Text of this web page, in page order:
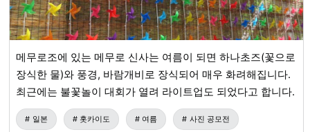
메무로조에 있는 메무로 신사는 여름이 되면 하나초즈(꽃으로
장식한 물)와 풍경, 바람개비로 장식되어 매우 화려해집니다.
최근에는 불꽃놀이 대회가 열려 라이트업도 되었다고 합니다.
일본 홋카이도 여름 사진 공모전